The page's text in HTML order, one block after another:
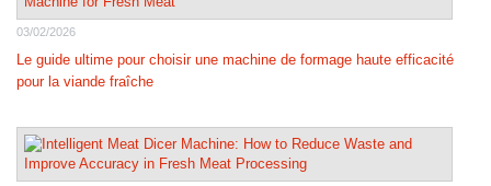
03/02/2026
Le guide ultime pour choisir une machine de formage haute efficacité
pour la viande fraîche